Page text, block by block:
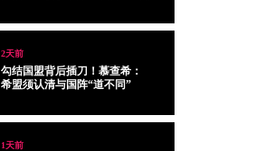
2天前
勾结国盟背后插刀！慕查希：
希盟须认清与国阵“道不同”
1天前